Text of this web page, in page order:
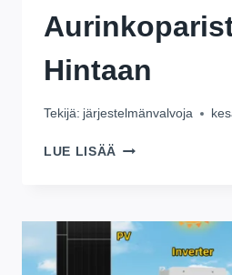
Hintaan
Tekijä: järjestelmänvalvoja
LUE LISÄÄ 5
VAIKUTTAVAT